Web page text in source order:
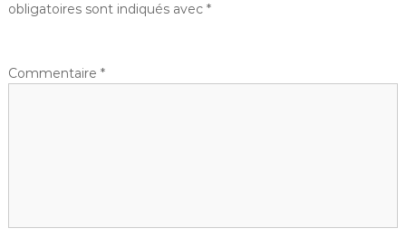
obligatoires sont indiqués avec *
Commentaire *